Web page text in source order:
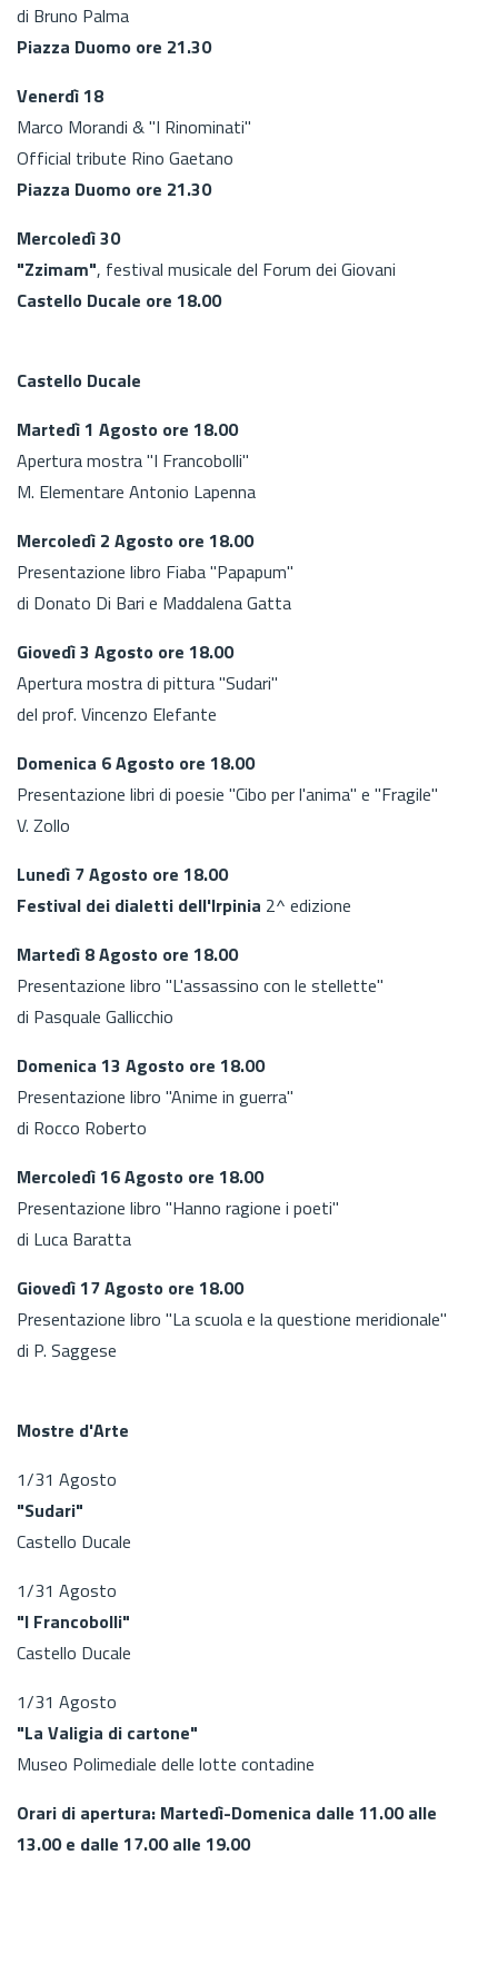
di Bruno Palma
Piazza Duomo ore 21.30
Venerdì 18
Marco Morandi & "I Rinominati"
Official tribute Rino Gaetano
Piazza Duomo ore 21.30
Mercoledì 30
"Zzimam", festival musicale del Forum dei Giovani
Castello Ducale ore 18.00
Castello Ducale
Martedì 1 Agosto ore 18.00
Apertura mostra "I Francobolli"
M. Elementare Antonio Lapenna
Mercoledì 2 Agosto ore 18.00
Presentazione libro Fiaba "Papapum"
di Donato Di Bari e Maddalena Gatta
Giovedì 3 Agosto ore 18.00
Apertura mostra di pittura "Sudari"
del prof. Vincenzo Elefante
Domenica 6 Agosto ore 18.00
Presentazione libri di poesie "Cibo per l'anima" e "Fragile"
V. Zollo
Lunedì 7 Agosto ore 18.00
Festival dei dialetti dell'Irpinia 2^ edizione
Martedì 8 Agosto ore 18.00
Presentazione libro "L'assassino con le stellette"
di Pasquale Gallicchio
Domenica 13 Agosto ore 18.00
Presentazione libro "Anime in guerra"
di Rocco Roberto
Mercoledì 16 Agosto ore 18.00
Presentazione libro "Hanno ragione i poeti"
di Luca Baratta
Giovedì 17 Agosto ore 18.00
Presentazione libro "La scuola e la questione meridionale"
di P. Saggese
Mostre d'Arte
1/31 Agosto
"Sudari"
Castello Ducale
1/31 Agosto
"I Francobolli"
Castello Ducale
1/31 Agosto
"La Valigia di cartone"
Museo Polimediale delle lotte contadine
Orari di apertura: Martedì-Domenica dalle 11.00 alle
13.00 e dalle 17.00 alle 19.00